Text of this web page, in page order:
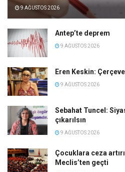
9 AĞUSTOS 2026
Antep’te deprem
9 AĞUSTOS 2026
Eren Keskin:
9 AĞUSTOS 2026
Sebahat Tuncel:
çıkarılsın
9 AĞUSTOS 2026
Çocuklara ceza
Meclis’ten geçti